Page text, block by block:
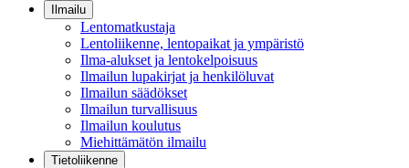
Ilmailu
Lentomatkustaja
Lentoliikenne, lentopaikat ja ympäristö
Ilma-alukset ja lentokelpoisuus
Ilmailun lupakirjat ja henkilöluvat
Ilmailun säädökset
Ilmailun turvallisuus
Ilmailun koulutus
Miehittämätön ilmailu
Tietoliikenne